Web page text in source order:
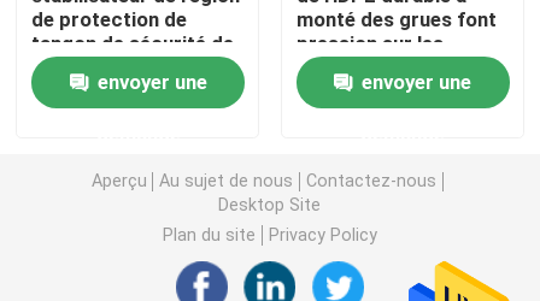
Panneau de polyéthylène de bore
Feuille en plastique d'UHMWPE
Pièces en plastique usinées
de protection de
tangon de sécurité de
HDPE de 500x500mm
capitonne Crane Foot
Pads
envoyer une
monté des grues font
pression sur les
protections
résistantes de tangon
envoyer une
Aperçu Au sujet de nous
Contactez-nous
Desktop Site
Plan du site
Privacy Policy